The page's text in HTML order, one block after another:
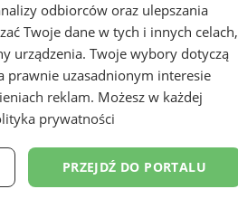
odbiorców oraz ulepszania
Twoje dane w tych i innych celach,
urządzenia. Twoje wybory dotyczą
prawnie uzasadnionym interesie
reklam. Możesz w każdej
prywatności
PRZEJDŹ DO PORTALU